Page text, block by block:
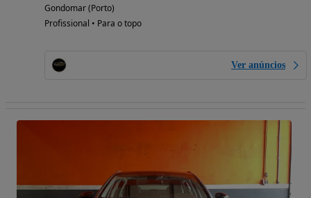
Gondomar (Porto)
Profissional • Para o topo
Ver anúncios